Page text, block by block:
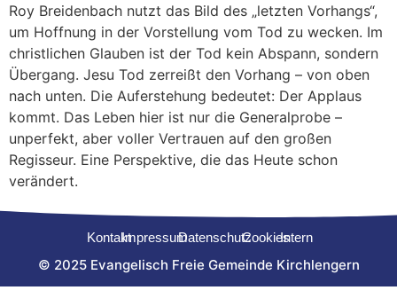
Roy Breidenbach nutzt das Bild des „letzten Vorhangs“,
um Hoffnung in der Vorstellung vom Tod zu wecken. Im
christlichen Glauben ist der Tod kein Abspann, sondern
Übergang. Jesu Tod zerreißt den Vorhang – von oben
nach unten. Die Auferstehung bedeutet: Der Applaus
kommt. Das Leben hier ist nur die Generalprobe –
unperfekt, aber voller Vertrauen auf den großen
Regisseur. Eine Perspektive, die das Heute schon
verändert.
KontaktImpressumDatenschutzCookiesIntern
© 2025 Evangelisch Freie Gemeinde Kirchlengern